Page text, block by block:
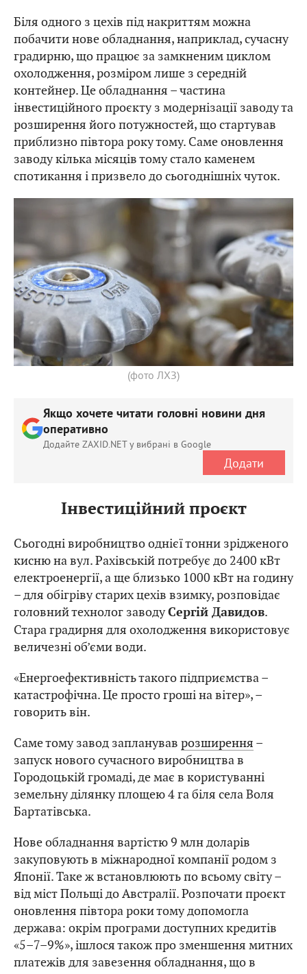
Біля одного з цехів під накриттям можна
побачити нове обладнання, наприклад, сучасну
градирню, що працює за замкненим циклом
охолодження, розміром лише з середній
контейнер. Це обладнання – частина
інвестиційного проєкту з модернізації заводу та
розширення його потужностей, що стартував
приблизно півтора року тому. Саме оновлення
заводу кілька місяців тому стало каменем
спотикання і призвело до сьогоднішніх чуток.
(фото ЛХЗ)
Якщо хочете читати головні новини дня
оперативно
Додайте ZAXID.NET у вибрані в Google
Додати
Інвестиційний проєкт
Сьогодні виробництво однієї тонни зрідженого
кисню на вул. Рахівській потребує до 2400 кВт
електроенергії, а ще близько 1000 кВт на годину
– для обігріву старих цехів взимку, розповідає
головний технолог заводуСергій Давидов.
Стара градирня для охолодження використовує
величезні об’єми води.
«Енергоефективність такого підприємства –
катастрофічна. Це просто гроші на вітер», –
говорить він.
Саме тому завод запланував розширення –
запуск нового сучасного виробництва в
Городоцькій громаді, де має в користуванні
земельну ділянку площею 4 га біля села Воля
Бартатівська.
Нове обладнання вартістю 9 млн доларів
закуповують в міжнародної компанії родом з
Японії. Таке ж встановлюють по всьому світу –
від міст Польщі до Австралії. Розпочати проєкт
оновлення півтора роки тому допомогла
держава: окрім програми доступних кредитів
«5–7–9%», ішлося також про зменшення митних
платежів для завезення обладнання, що в